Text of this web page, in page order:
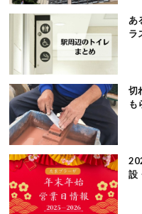
あ
ラ
切
も
設